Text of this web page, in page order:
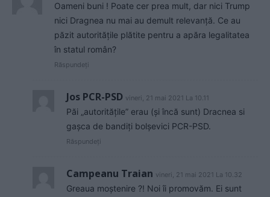
Oameni buni ! Poate cer prea mult, dar nici Trump
nici Dragnea nu mai au demult relevanță. Ce au
păzit autoritățile plătite pentru a apăra legalitatea
în statul român?
Răspundeți
Jos PCR-PSD vineri, 21 mai 2021 La 10.11
Păi „autoritățile” erau (și încă sunt) Dracnea si
gașca de bandiți bolșevici PCR-PSD.
Răspundeți
Campeanu Traian vineri, 21 mai 2021 La 10.32
Greaua moștenire ?! Noi îi promovăm. Ei sunt